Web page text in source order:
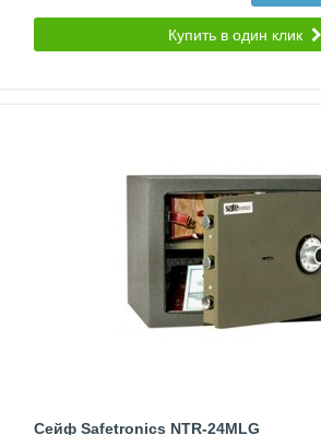
Купить в один клик
Сейф Safetronics NTR-24MLG